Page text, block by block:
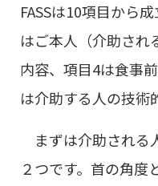
FASSは10項目から
はご本人（介助され
内容、項目4は食事
は介助する人の技術
まずは介助される
２つです。首の角度